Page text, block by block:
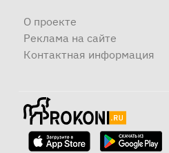
О проекте
Реклама на сайте
Контактная информация